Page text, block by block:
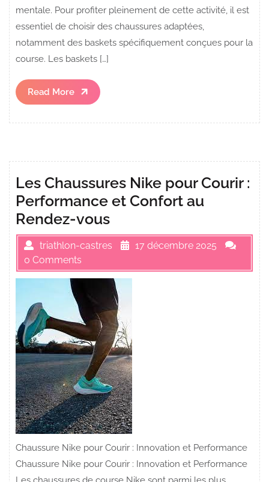
mentale. Pour profiter pleinement de cette activité, il est
essentiel de choisir des chaussures adaptées,
notamment des baskets spécifiquement conçues pour la
course. Les baskets […]
Read More
Read
More
Les Chaussures Nike pour Courir :
Performance et Confort au
Rendez-vous
triathlon-castres
17 décembre 2025
0 Comments
Chaussure Nike pour Courir : Innovation et Performance
Chaussure Nike pour Courir : Innovation et Performance